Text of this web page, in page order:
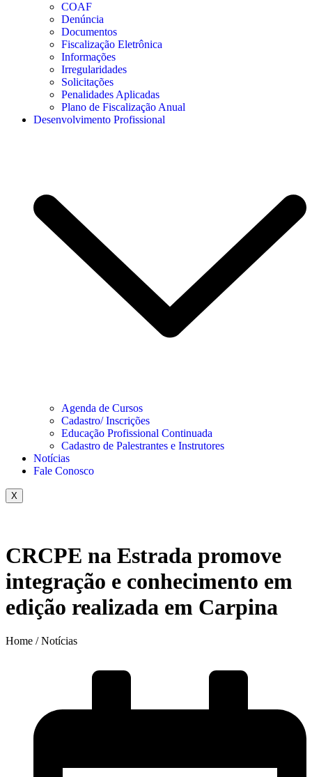
COAF
Denúncia
Documentos
Fiscalização Eletrônica
Informações
Irregularidades
Solicitações
Penalidades Aplicadas
Plano de Fiscalização Anual
Desenvolvimento Profissional
Agenda de Cursos
Cadastro/ Inscrições
Educação Profissional Continuada
Cadastro de Palestrantes e Instrutores
Notícias
Fale Conosco
X
CRCPE na Estrada promove
integração e conhecimento em
edição realizada em Carpina
Home / Notícias